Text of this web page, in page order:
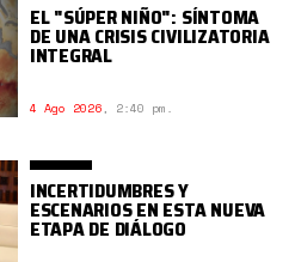
EL "SÚPER NIÑO": SÍNTOMA
DE UNA CRISIS CIVILIZATORIA
INTEGRAL
4 Ago 2026, 2:40 pm.
INCERTIDUMBRES Y
ESCENARIOS EN ESTA NUEVA
ETAPA DE DIÁLOGO